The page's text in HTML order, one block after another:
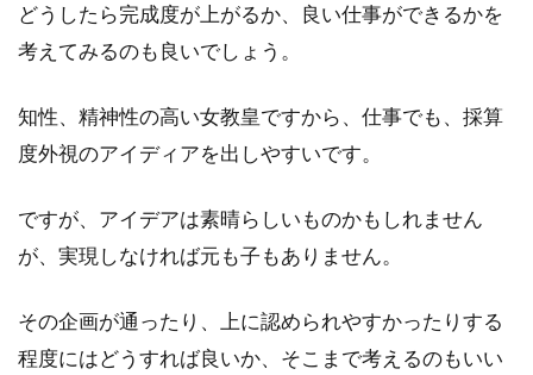
どうしたら完成度が上がるか、良い仕事ができるかを
考えてみるのも良いでしょう。
知性、精神性の高い女教皇ですから、仕事でも、採算
度外視のアイディアを出しやすいです。
ですが、アイデアは素晴らしいものかもしれません
が、実現しなければ元も子もありません。
その企画が通ったり、上に認められやすかったりする
程度にはどうすれば良いか、そこまで考えるのもいい